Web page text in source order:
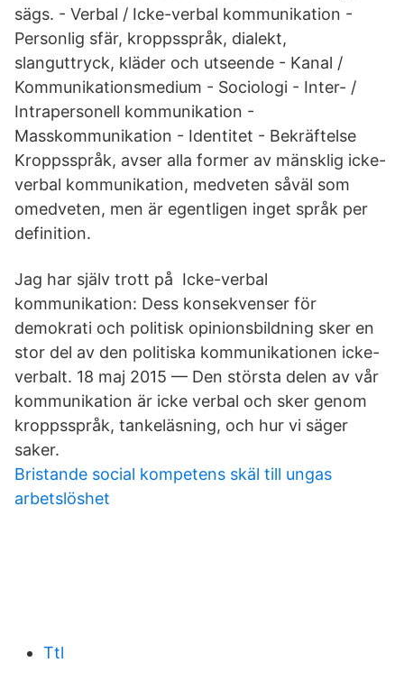
sägs. - Verbal / Icke-verbal kommunikation -
Personlig sfär, kroppsspråk, dialekt,
slanguttryck, kläder och utseende - Kanal /
Kommunikationsmedium - Sociologi - Inter- /
Intrapersonell kommunikation -
Masskommunikation - Identitet - Bekräftelse
Kroppsspråk, avser alla former av mänsklig icke-
verbal kommunikation, medveten såväl som
omedveten, men är egentligen inget språk per
definition.
Jag har själv trott på Icke-verbal
kommunikation: Dess konsekvenser för
demokrati och politisk opinionsbildning sker en
stor del av den politiska kommunikationen icke-​
verbalt. 18 maj 2015 — Den största delen av vår
kommunikation är icke verbal och sker genom
kroppsspråk, tankeläsning, och hur vi säger
saker.
Bristande social kompetens skäl till ungas
arbetslöshet
Ttl